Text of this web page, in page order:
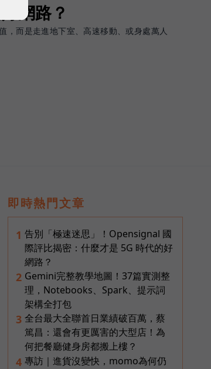
網路？
，而是走進地下室、高速移動、或身處萬人
即時熱門文章
1 告別「極速迷思」！Opensignal 國
際評比揭密：什麼才是 5G 時代的好
網路？
2 Gemini完整教學地圖！37篇實測整
理，Notebooks、Spark、提示詞
架構全打包
3 全台最大全聯首日業績破百萬，蔡
篤昌：還會有更厲害的大型店！為
何把餐廳健身房都搬上樓？
4 專訪｜進貨沒變快，momo為何仍